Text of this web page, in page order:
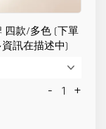
四款/多色 (下單
訊在描述中)
- +